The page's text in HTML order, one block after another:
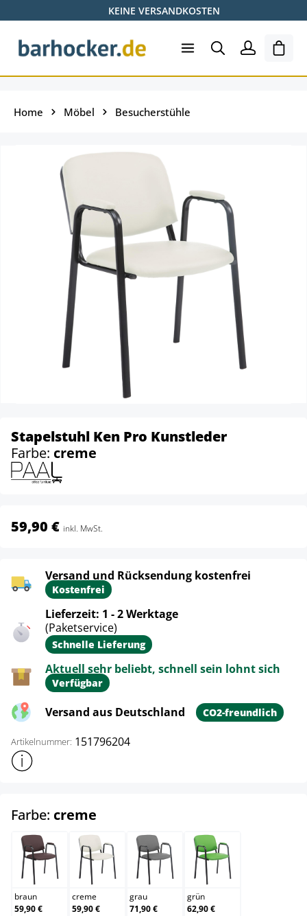
Zum Hauptinhalt springenKEINE VERSANDKOSTEN
Home Möbel Besucherstühle
Stapelstuhl Ken Pro Kunstleder
Farbe: creme
59,90 € inkl. MwSt.
Versand und Rücksendung kostenfrei
Kostenfrei
Lieferzeit: 1 - 2 Werktage
(Paketservice)
Schnelle Lieferung
Aktuell sehr beliebt, schnell sein lohnt sich
Verfügbar
Versand aus Deutschland CO2-freundlich
Artikelnummer: 151796204
Weitere Produktinformationen anzeigen
Farbe: creme
braun
braun
59,90 €
creme
creme
59,90 €
grau
grau
71,90 €
grün
grün
62,90 €